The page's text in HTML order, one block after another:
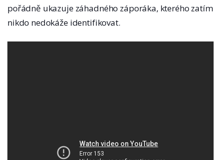
pořádně ukazuje záhadného záporáka, kterého zatím
nikdo nedokáže identifikovat.